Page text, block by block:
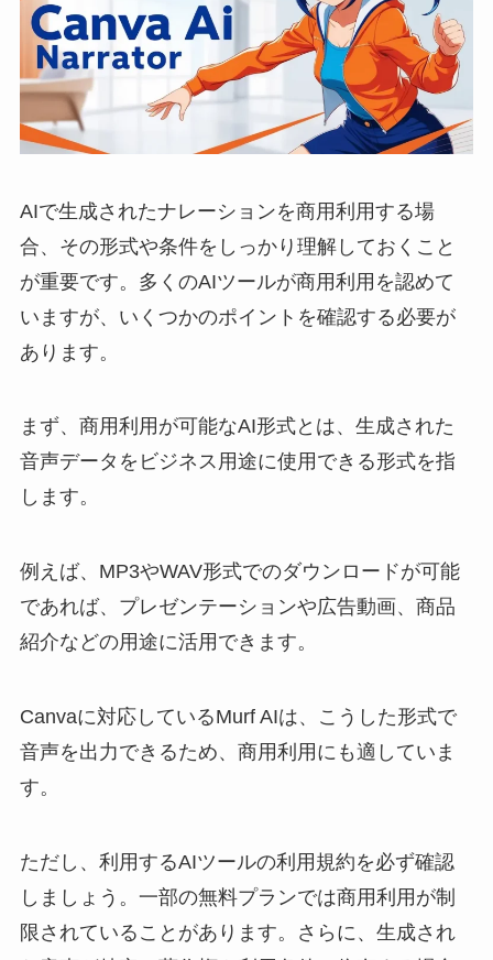
AIで生成されたナレーションを商用利用する場
合、その形式や条件をしっかり理解しておくこと
が重要です。多くのAIツールが商用利用を認めて
いますが、いくつかのポイントを確認する必要が
あります。
まず、商用利用が可能なAI形式とは、生成された
音声データをビジネス用途に使用できる形式を指
します。
例えば、MP3やWAV形式でのダウンロードが可能
であれば、プレゼンテーションや広告動画、商品
紹介などの用途に活用できます。
Canvaに対応しているMurf AIは、こうした形式で
音声を出力できるため、商用利用にも適していま
す。
ただし、利用するAIツールの利用規約を必ず確認
しましょう。一部の無料プランでは商用利用が制
限されていることがあります。さらに、生成され